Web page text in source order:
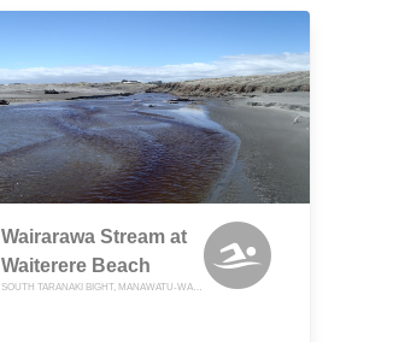
Wairarawa Stream at
Waiterere Beach
SOUTH TARANAKI BIGHT, MANAWATU-WANGANUI